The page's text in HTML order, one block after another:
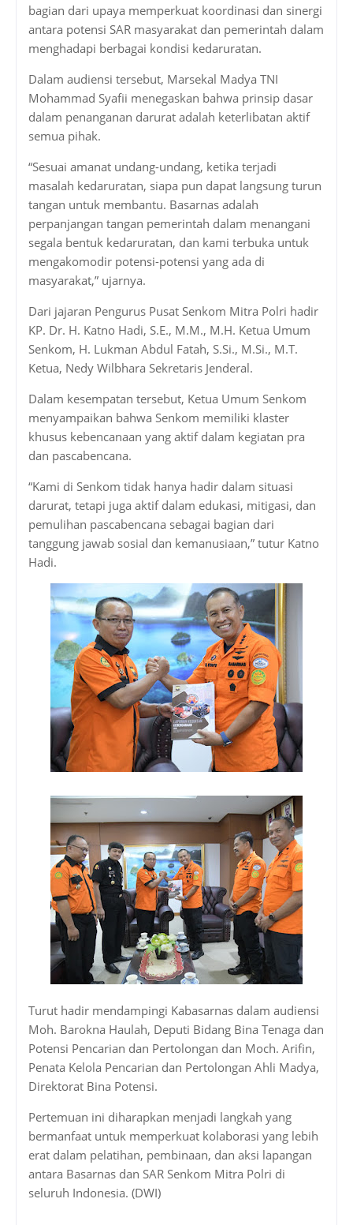
bagian dari upaya memperkuat koordinasi dan sinergi
antara potensi SAR masyarakat dan pemerintah dalam
menghadapi berbagai kondisi kedaruratan.
Dalam audiensi tersebut, Marsekal Madya TNI
Mohammad Syafii menegaskan bahwa prinsip dasar
dalam penanganan darurat adalah keterlibatan aktif
semua pihak.
“Sesuai amanat undang-undang, ketika terjadi
masalah kedaruratan, siapa pun dapat langsung turun
tangan untuk membantu. Basarnas adalah
perpanjangan tangan pemerintah dalam menangani
segala bentuk kedaruratan, dan kami terbuka untuk
mengakomodir potensi-potensi yang ada di
masyarakat,” ujarnya.
Dari jajaran Pengurus Pusat Senkom Mitra Polri hadir
KP. Dr. H. Katno Hadi, S.E., M.M., M.H. Ketua Umum
Senkom, H. Lukman Abdul Fatah, S.Si., M.Si., M.T.
Ketua, Nedy Wilbhara Sekretaris Jenderal.
Dalam kesempatan tersebut, Ketua Umum Senkom
menyampaikan bahwa Senkom memiliki klaster
khusus kebencanaan yang aktif dalam kegiatan pra
dan pascabencana.
“Kami di Senkom tidak hanya hadir dalam situasi
darurat, tetapi juga aktif dalam edukasi, mitigasi, dan
pemulihan pascabencana sebagai bagian dari
tanggung jawab sosial dan kemanusiaan,” tutur Katno
Hadi.
Turut hadir mendampingi Kabasarnas dalam audiensi
Moh. Barokna Haulah, Deputi Bidang Bina Tenaga dan
Potensi Pencarian dan Pertolongan dan Moch. Arifin,
Penata Kelola Pencarian dan Pertolongan Ahli Madya,
Direktorat Bina Potensi.
Pertemuan ini diharapkan menjadi langkah yang
bermanfaat untuk memperkuat kolaborasi yang lebih
erat dalam pelatihan, pembinaan, dan aksi lapangan
antara Basarnas dan SAR Senkom Mitra Polri di
seluruh Indonesia. (DWI)